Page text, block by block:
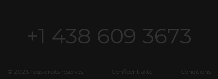
+1 438 609 3673
© 2026 Tous droits réservés Confidentialité Conditions